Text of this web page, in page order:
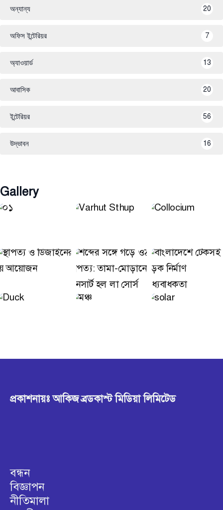
অন্যান্য 20
অফিস ইন্টেরিয়র 7
অ্যাওয়ার্ড 13
আবাসিক 20
ইন্টেরিয়র 56
উদ্ভাবন 16
Gallery
প্রকাশনায়ঃ আকিজ ব্রডকাস্ট মিডিয়া লিমিটেড
বন্ধন
বিজ্ঞাপন
নীতিমালা